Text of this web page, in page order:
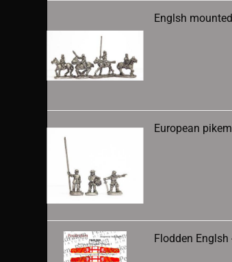
Englsh
European
Flodden Englsh